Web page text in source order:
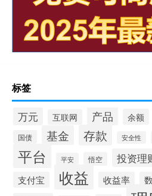
标签
万元 互联网 产品 余额
国债 基金 存款 安全性
平台 平安 悟空 投资理
支付宝 收益 收益率